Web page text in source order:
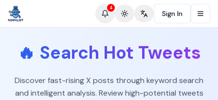
4
Toggle theme
Change language
Sign In
🔥 Search Hot Tweets
Discover fast-rising X posts through keyword search
and intelligent analysis. Review high-potential tweets